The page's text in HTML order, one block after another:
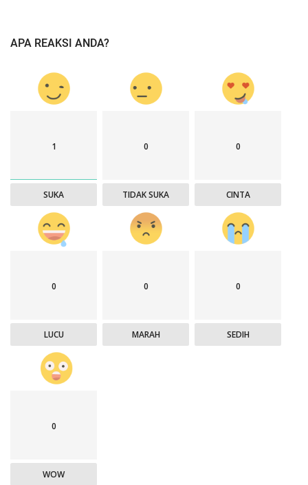
APA REAKSI ANDA?
1
SUKA
0
TIDAK SUKA
0
CINTA
0
LUCU
0
MARAH
0
SEDIH
0
WOW